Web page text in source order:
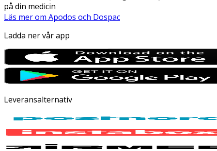
på din medicin
Läs mer om Apodos och Dospac
Ladda ner vår app
Leveransalternativ